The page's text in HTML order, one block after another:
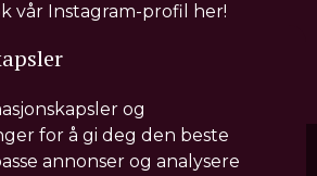
og
for å gi deg den beste
annonser og analysere
vår Instagram-profil her!
vår Tiktok-profil her!